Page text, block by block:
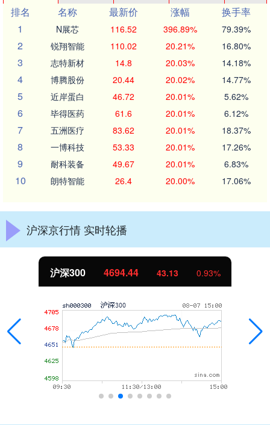
排名
名称 最新价 涨幅
换手率
1
N展芯 116.52 396.89% 79.39%
2 锐翔智能 110.02 20.21% 16.80%
3 志特新材 14.8 20.03% 14.18%
4 博腾股份 20.44 20.02% 14.77%
5 近岸蛋白 46.72 20.01% 5.62%
6 毕得医药 61.6 20.01% 6.12%
7 五洲医疗 83.62 20.01% 18.37%
8 一博科技 53.33 20.01% 17.26%
9 耐科装备 49.67 20.01% 6.83%
10 朗特智能 26.4 20.00% 17.06%
沪深京行情 实时轮播
沪深300 4694.44 43.13 0.93%